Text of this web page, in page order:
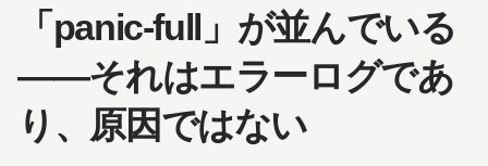
「panic-full」が並んでいる
——それはエラーログであ
り、原因ではない